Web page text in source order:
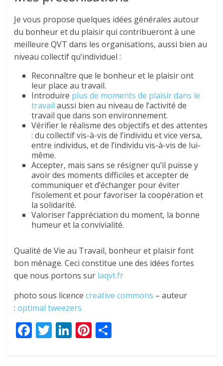
Je vous propose quelques idées générales autour
du bonheur et du plaisir qui contribueront à une
meilleure QVT dans les organisations, aussi bien au
niveau collectif qu’individuel :
Reconnaître que le bonheur et le plaisir ont
leur place au travail.
Introduire plus de moments de plaisir dans le
travail aussi bien au niveau de l’activité de
travail que dans son environnement.
Vérifier le réalisme des objectifs et des attentes
: du collectif vis-à-vis de l’individu et vice versa,
entre individus, et de l’individu vis-à-vis de lui-
même.
Accepter, mais sans se résigner qu’il puisse y
avoir des moments difficiles et accepter de
communiquer et d’échanger pour éviter
l’isolement et pour favoriser la coopération et
la solidarité.
Valoriser l’appréciation du moment, la bonne
humeur et la convivialité.
Qualité de Vie au Travail, bonheur et plaisir font
bon ménage. Ceci constitue une des idées fortes
que nous portons sur laqvt.fr
photo sous licencecreative commons – auteur
:optimal tweezers
F T Li Pi